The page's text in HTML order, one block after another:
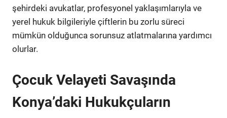
şehirdeki avukatlar, profesyonel yaklaşımlarıyla ve
yerel hukuk bilgileriyle çiftlerin bu zorlu süreci
mümkün olduğunca sorunsuz atlatmalarına yardımcı
olurlar.
Çocuk Velayeti Savaşında
Konya’daki Hukukçuların